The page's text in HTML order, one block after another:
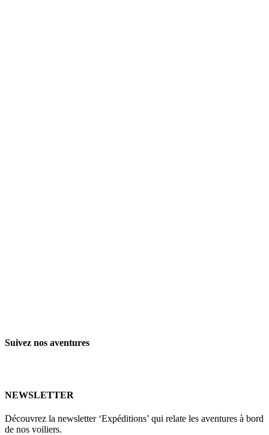
Suivez nos aventures
NEWSLETTER
Découvrez la newsletter ‘Expéditions’ qui relate les aventures à bord
de nos voiliers.